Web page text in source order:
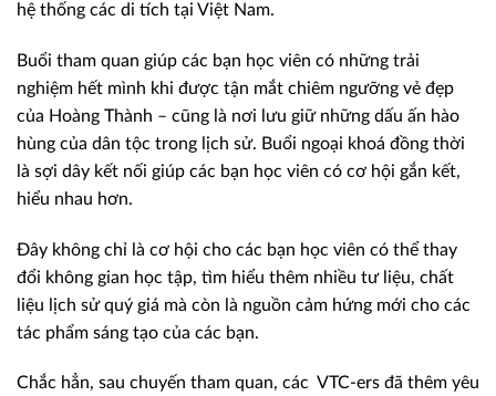
hệ thống các di tích tại Việt Nam.
Buổi tham quan giúp các bạn học viên có những trải
nghiệm hết mình khi được tận mắt chiêm ngưỡng vẻ đẹp
của Hoàng Thành – cũng là nơi lưu giữ những dấu ấn hào
hùng của dân tộc trong lịch sử. Buổi ngoại khoá đồng thời
là sợi dây kết nối giúp các bạn học viên có cơ hội gắn kết,
hiểu nhau hơn.
Đây không chỉ là cơ hội cho các bạn học viên có thể thay
đổi không gian học tập, tìm hiểu thêm nhiều tư liệu, chất
liệu lịch sử quý giá mà còn là nguồn cảm hứng mới cho các
tác phẩm sáng tạo của các bạn.
Chắc hẳn, sau chuyến tham quan, các VTC-ers đã thêm yêu